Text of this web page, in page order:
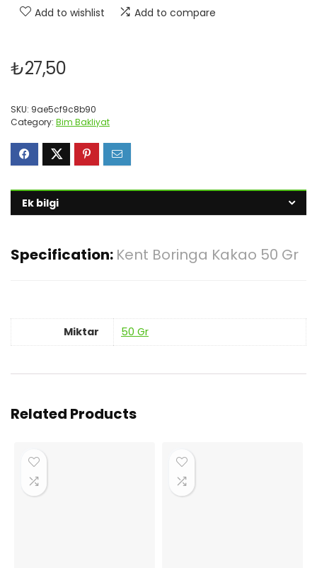
Add to wishlist Add to compare
₺27,50
SKU: 9ae5cf9c8b90
Category: Bim Bakliyat
Ek bilgi
Specification: Kent Boringa Kakao 50 Gr
Miktar 50 Gr
Related Products